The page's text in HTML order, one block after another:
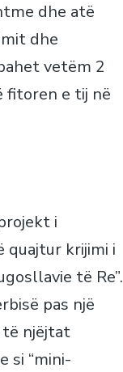
dhe atë
dhe
vetëm 2
fitoren e tij në
i
quajtur krijimi i
të Re”.
pas një
të njëjtat
si “mini-